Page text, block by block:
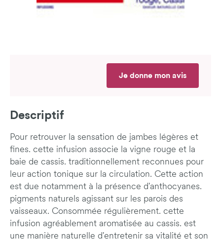
Je donne mon avis
Descriptif
Pour retrouver la sensation de jambes légères et
fines. cette infusion associe la vigne rouge et la
baie de cassis. traditionnellement reconnues pour
leur action tonique sur la circulation. Cette action
est due notamment à la présence d'anthocyanes.
pigments naturels agissant sur les parois des
vaisseaux. Consommée régulièrement. cette
infusion agréablement aromatisée au cassis. est
une manière naturelle d'entretenir sa vitalité et son